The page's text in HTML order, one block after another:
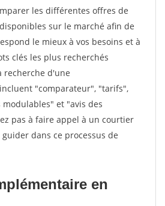
les différentes offres de
sur le marché afin de
le mieux à vos besoins et à
clés les plus recherchés
recherche d'une
"comparateur", "tarifs",
et "avis des
pas à faire appel à un courtier
dans ce processus de
en